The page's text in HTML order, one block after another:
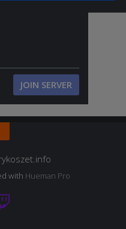
JOIN SERVER
with Hueman Pro